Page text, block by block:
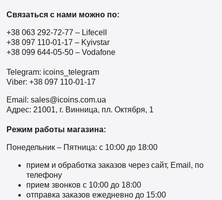
Связаться с нами можно по:
+38 063 292-72-77 – Lifecell
+38 097 110-01-17 – Kyivstar
+38 099 644-05-50 – Vodafone
Telegram: icoins_telegram
Viber: +38 097 110-01-17
Email: sales@icoins.com.ua
Адрес: 21001, г. Винница, пл. Октября, 1
Режим работы магазина:
Понедельник – Пятница: с 10:00 до 18:00
прием и обработка заказов через сайт, Email, по
телефону
прием звонков c 10:00 до 18:00
отправка заказов ежедневно до 15:00